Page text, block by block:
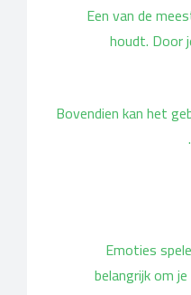
Een van de
houdt. Door
Bovendien kan het
Emoties
belangrijk om